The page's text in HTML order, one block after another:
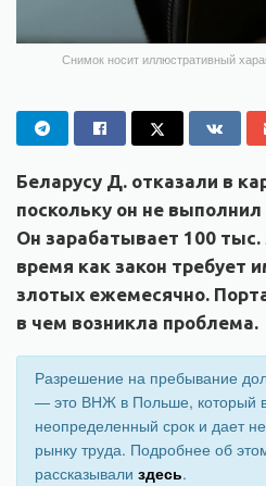
Снимок носит иллюстративный
Беларусу Д. отказали в
поскольку он не
Он зарабатывает 100 тыс.
время как закон требует
злотых ежемесячно.
в чем возникла проблема.
Разрешение на пребывание
— это ВНЖ в Польше, который
неопределенный срок и дает
рынку труда. Подробнее об
рассказывали здесь.